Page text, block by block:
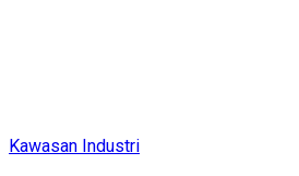
Kawasan Industri